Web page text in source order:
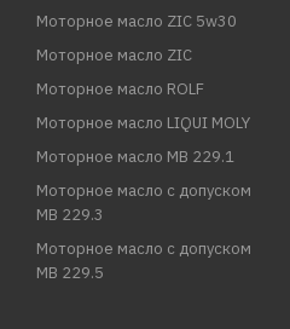
Моторное масло ZIC 5w30
Моторное масло ZIC
Моторное масло ROLF
Моторное масло LIQUI MOLY
Моторное масло MB 229.1
Моторное масло с допуском
MB 229.3
Моторное масло с допуском
MB 229.5